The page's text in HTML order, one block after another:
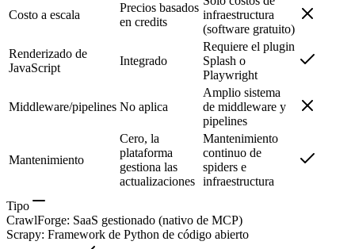
Costo a escala
Precios basados
en credits
infraestructura
(software gratuito)
Renderizado de
JavaScript
Integrado
Requiere el plugin
Splash o
Playwright
Middleware/pipelines No aplica
Amplio sistema
de middleware y
pipelines
Mantenimiento
Cero, la
plataforma
gestiona las
actualizaciones
Mantenimiento
continuo de
spiders e
infraestructura
Tipo
CrawlForge: SaaS gestionado (nativo de MCP)
Scrapy: Framework de Python de código abierto